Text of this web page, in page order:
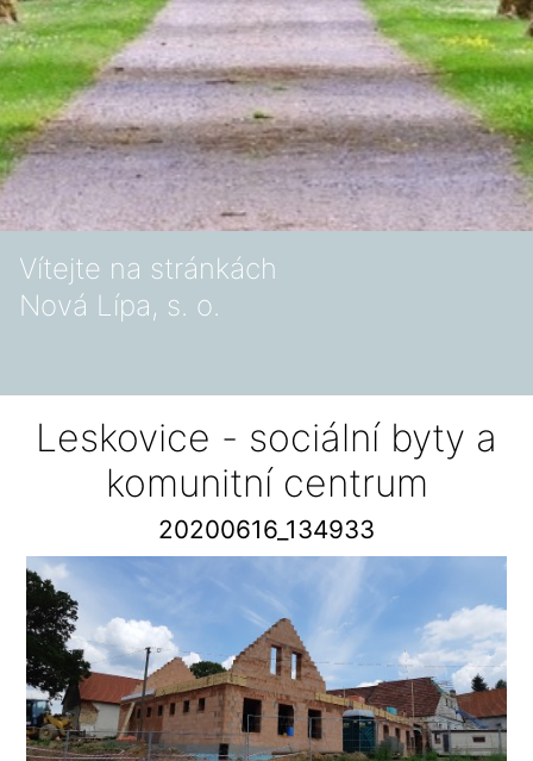
Vítejte na stránkách
Nová Lípa, s. o.
Leskovice - sociální byty a
komunitní centrum
20200616_134933